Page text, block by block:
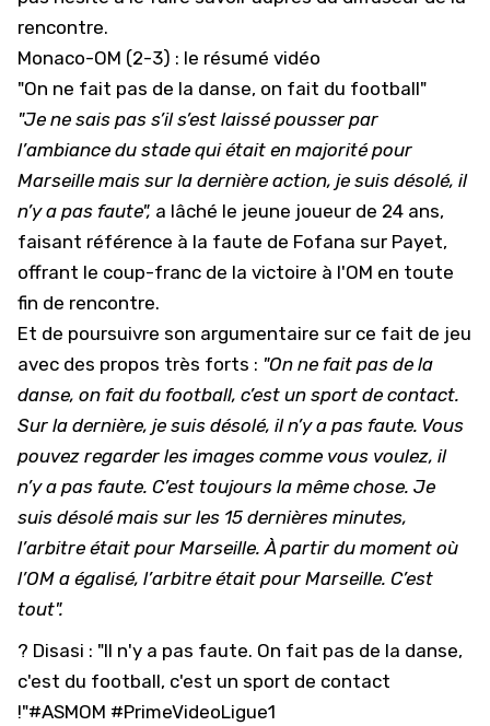
rencontre.
Monaco-OM (2-3) : le résumé vidéo
"On ne fait pas de la danse, on fait du football"
"Je ne sais pas s’il s’est laissé pousser par
l’ambiance du stade qui était en majorité pour
Marseille mais sur la dernière action, je suis désolé, il
n’y a pas faute", a lâché le jeune joueur de 24 ans,
faisant référence à la faute de Fofana sur Payet,
offrant le coup-franc de la victoire à l'OM en toute
fin de rencontre.
Et de poursuivre son argumentaire sur ce fait de jeu
avec des propos très forts : "On ne fait pas de la
danse, on fait du football, c’est un sport de contact.
Sur la dernière, je suis désolé, il n’y a pas faute. Vous
pouvez regarder les images comme vous voulez, il
n’y a pas faute. C’est toujours la même chose. Je
suis désolé mais sur les 15 dernières minutes,
l’arbitre était pour Marseille. À partir du moment où
l’OM a égalisé, l’arbitre était pour Marseille. C’est
tout".
? Disasi : "Il n'y a pas faute. On fait pas de la danse,
c'est du football, c'est un sport de contact
!"#ASMOM #PrimeVideoLigue1